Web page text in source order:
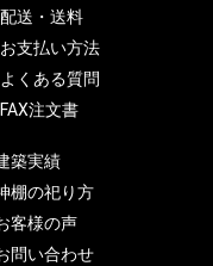
送・送料
支払い方法
くある質問
注文書
築実績
棚の祀り方
客様の声
問い合わせ